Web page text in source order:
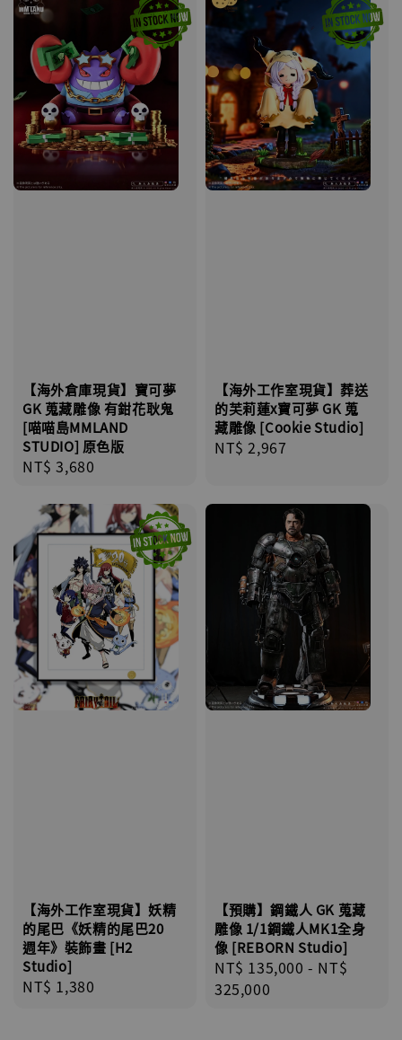
【海外倉庫現貨】寶可夢
GK 蒐藏雕像 有鉗花耿鬼
[喵喵島MMLAND
STUDIO] 原色版
Regular
NT$ 3,680
【海外工作室現貨】葬送
的芙莉蓮x寶可夢 GK 蒐
藏雕像 [Cookie Studio]
Regular
NT$ 2,967
【海外工作室現貨】妖精
的尾巴《妖精的尾巴20
週年》裝飾畫 [H2
Studio]
Regular
NT$ 1,380
【預購】鋼鐵人 GK 蒐藏
雕像 1/1鋼鐵人MK1全身
像 [REBORN Studio]
Regular
price
NT$ 135,000 - NT$
325,000